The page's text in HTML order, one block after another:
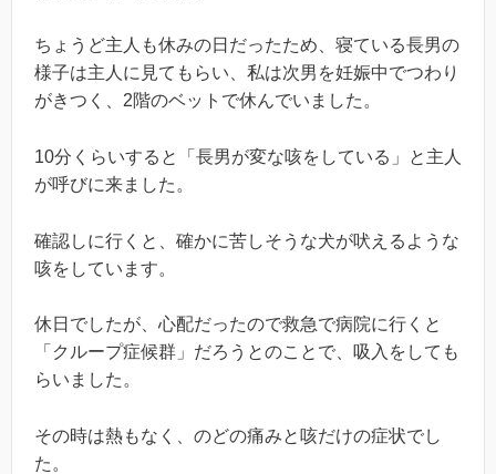
ちょうど主人も休みの日だったため、寝ている長男の
様子は主人に見てもらい、私は次男を妊娠中でつわり
がきつく、2階のベットで休んでいました。
10分くらいすると「長男が変な咳をしている」と主人
が呼びに来ました。
確認しに行くと、確かに苦しそうな犬が吠えるような
咳をしています。
休日でしたが、心配だったので救急で病院に行くと
「クループ症候群」だろうとのことで、吸入をしても
らいました。
その時は熱もなく、のどの痛みと咳だけの症状でし
た。